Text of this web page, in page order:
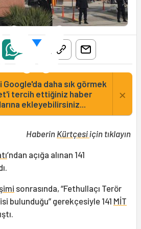
daha sık görmek
tercih ettiğiniz haber
ekleyebilirsiniz...
×
Haberin Kürtçesiiçin tıklayın
’ndan açığa alınan 141
sonrasında, “Fethullaçı Terör
bulunduğu” gerekçesiyle 141 MİT